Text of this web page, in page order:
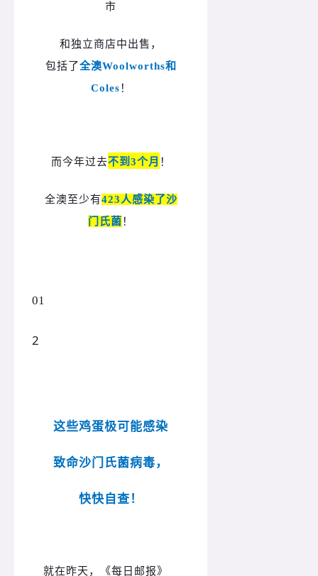
市
和独立商店中出售，
包括了全澳Woolworths和
Coles ！
而今年过去不到3个月 ！
全澳至少有423人感染了沙
门氏菌 ！
01
2
这些鸡蛋极可能感染
致命沙门氏菌病毒，
快快自查！
就在昨天，《每日邮报》